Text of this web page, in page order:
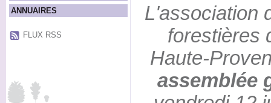
ANNUAIRES
FLUX RSS
L'association
forestières
Haute-
assemblée